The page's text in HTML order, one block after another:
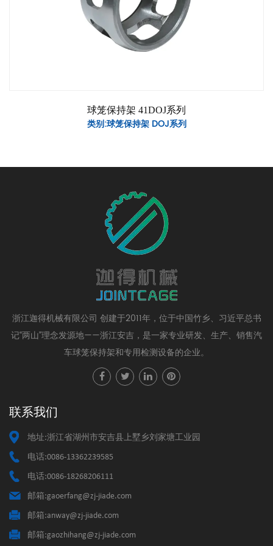
球笼保持架 41DOJ系列
类别:球笼保持架 DOJ系列
浙江迦得机械有限公司 创建于2011年，位于中国竹乡、习近平总书
记“两山”理念发源地——浙江安吉，是一家专业研发、生产、销售汽
车球笼保持架和专用检测设备的企业。
联系我们
地址:浙江省湖州市安吉县上墅乡刘家塘工业园
电话:0086-13362239585
电话:0086-18268206111
邮箱:gaoerfang@zj-jiade.com
邮箱:anway@zj-jiade.com
邮箱:gaozhihang@zj-jiade.com